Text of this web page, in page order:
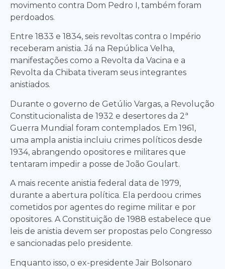
movimento contra Dom Pedro I, também foram
perdoados.
Entre 1833 e 1834, seis revoltas contra o Império
receberam anistia. Já na República Velha,
manifestações como a Revolta da Vacina e a
Revolta da Chibata tiveram seus integrantes
anistiados.
Durante o governo de Getúlio Vargas, a Revolução
Constitucionalista de 1932 e desertores da 2ª
Guerra Mundial foram contemplados. Em 1961,
uma ampla anistia incluiu crimes políticos desde
1934, abrangendo opositores e militares que
tentaram impedir a posse de João Goulart.
A mais recente anistia federal data de 1979,
durante a abertura política. Ela perdoou crimes
cometidos por agentes do regime militar e por
opositores. A Constituição de 1988 estabelece que
leis de anistia devem ser propostas pelo Congresso
e sancionadas pelo presidente.
Enquanto isso, o ex-presidente Jair Bolsonaro